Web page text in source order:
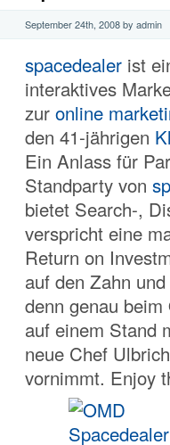
September 24th, 2008 by admin
spacedealer ist
interaktives
zur online
den 41-jährigen
Ein Anlass für
Standparty von
bietet Search-,
verspricht eine
Return on
auf den Zahn
denn genau
auf einem Stand
neue Chef
vornimmt. Enjoy